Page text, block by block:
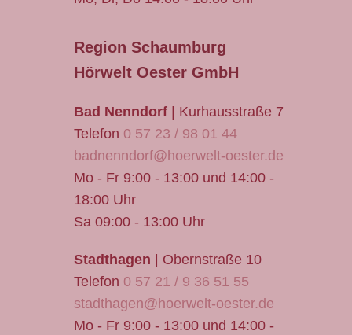
Region Schaumburg
Hörwelt Oester GmbH
Bad Nenndorf | Kurhausstraße 7
Telefon 0 57 23 / 98 01 44
badnenndorf@hoerwelt-oester.de
Mo - Fr 9:00 - 13:00 und 14:00 -
18:00 Uhr
Sa 09:00 - 13:00 Uhr
Stadthagen
| Obernstraße 10
Telefon 0 57 21 / 9 36 51 55
stadthagen@hoerwelt-oester.de
Mo - Fr 9:00 - 13:00 und 14:00 -